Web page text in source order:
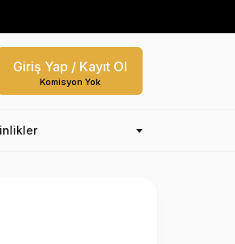
Giriş Yap / Kayıt Ol
Komisyon Yok